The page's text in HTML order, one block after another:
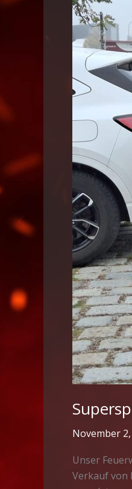
November
Unser
Verkauf von